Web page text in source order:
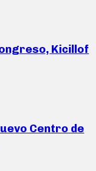
Kicillof
Centro de